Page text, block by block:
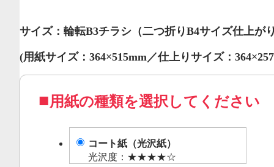
サイズ：輪転B3チラシ（二つ折りB4サイズ仕上が
(用紙サイズ：364×515mm／仕上りサイズ：
用紙の種類を選択してください
コート紙（光沢紙）
光沢度：★★★★☆